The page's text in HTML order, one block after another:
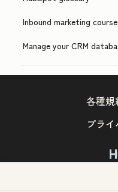
Inbound marketing course
Manage your CRM
Copyright
各種規
プラ